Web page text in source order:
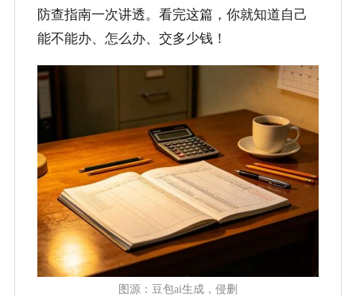
防查指南一次讲透。看完这篇，你就知道自己
能不能办、怎么办、交多少钱！
图源：豆包ai生成，侵删